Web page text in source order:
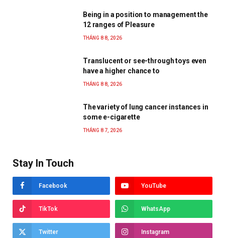
Being in a position to management the
12 ranges of Pleasure
THÁNG 8 8, 2026
Translucent or see-through toys even
have a higher chance to
THÁNG 8 8, 2026
The variety of lung cancer instances in
some e-cigarette
THÁNG 8 7, 2026
Stay In Touch
Facebook YouTube
TikTok WhatsApp
Twitter Instagram